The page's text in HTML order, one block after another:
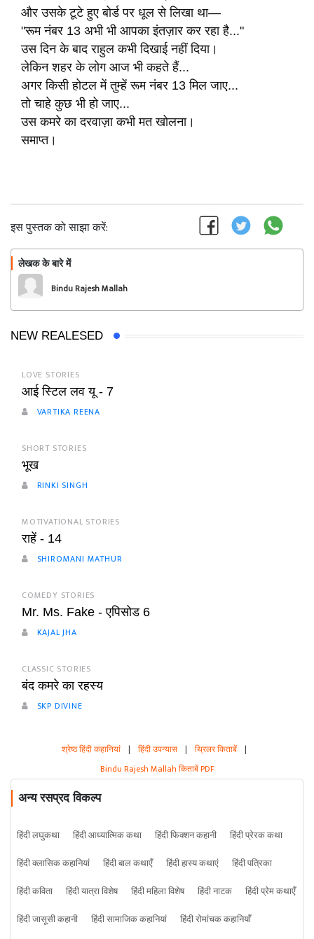
और उसके टूटे हुए बोर्ड पर धूल से लिखा था—
"रूम नंबर 13 अभी भी आपका इंतज़ार कर रहा है..."
उस दिन के बाद राहुल कभी दिखाई नहीं दिया।
लेकिन शहर के लोग आज भी कहते हैं...
अगर किसी होटल में तुम्हें रूम नंबर 13 मिल जाए...
तो चाहे कुछ भी हो जाए...
उस कमरे का दरवाज़ा कभी मत खोलना।
समाप्त।
इस पुस्तक को साझा करें:
लेखक के बारे में
Bindu Rajesh Mallah
NEW REALESED
LOVE STORIES
आई स्टिल लव यू - 7
VARTIKA REENA
SHORT STORIES
भूख
RINKI SINGH
MOTIVATIONAL STORIES
राहें - 14
SHIROMANI MATHUR
COMEDY STORIES
Mr. Ms. Fake - एपिसोड 6
KAJAL JHA
CLASSIC STORIES
बंद कमरे का रहस्य
SKP DIVINE
श्रेष्ठ हिंदी कहानियां | हिंदी उपन्यास | थ्रिलर किताबें |
Bindu Rajesh Mallah किताबें PDF
अन्य रसप्रद विकल्प
हिंदी लघुकथा हिंदी आध्यात्मिक कथा हिंदी फिक्शन कहानी
हिंदी प्रेरक कथा
हिंदी क्लासिक कहानियां
हिंदी बाल कथाएँ हिंदी हास्य कथाएं
हिंदी पत्रिका
हिंदी कविता
हिंदी यात्रा विशेष हिंदी महिला विशेष हिंदी नाटक
हिंदी प्रेम कथाएँ
हिंदी जासूसी कहानी
हिंदी सामाजिक कहानियां
हिंदी रोमांचक कहानियाँ